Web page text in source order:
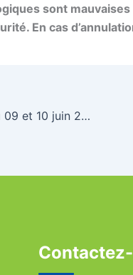
sont
En cas
Stage Féminin du 09 et 10 juin 2018 : il reste des places !